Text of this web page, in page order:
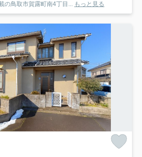
の鳥取市賀露町南4丁目... もっと見る